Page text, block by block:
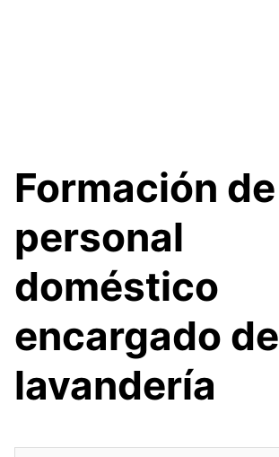
Formación de
personal
doméstico
encargado de
lavandería